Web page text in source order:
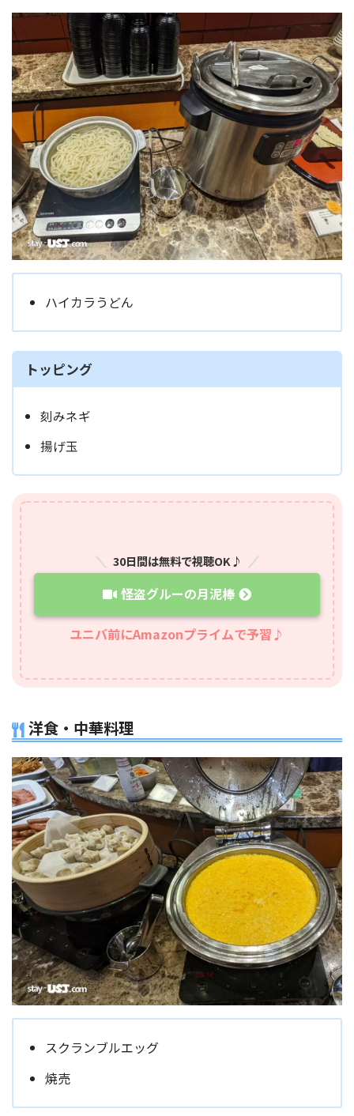
ハイカラうどん
トッピング
刻みネギ
揚げ玉
30日間は無料で視聴OK♪
怪盗グルーの月泥棒
ユニバ前にAmazonプライムで予習♪
洋食・中華料理
スクランブルエッグ
焼売